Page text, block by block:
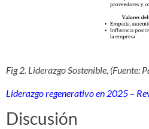
Fig 2. Liderazgo Sostenible, (Fuente:
Liderazgo regenerativo en 2025 –
Discusión